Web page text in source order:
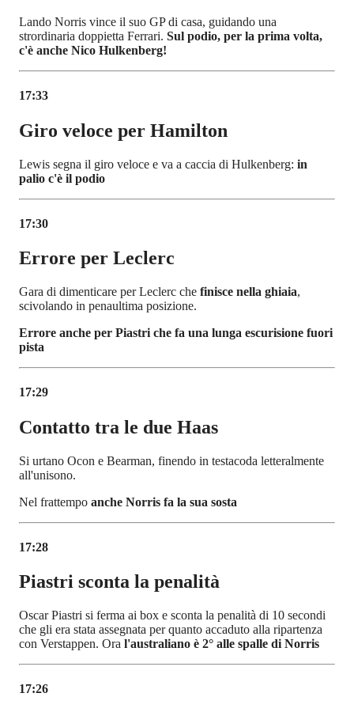
Lando Norris vince il suo GP di casa, guidando una
strordinaria doppietta Ferrari. Sul podio, per la prima volta,
c'è anche Nico Hulkenberg!
17:33
Giro veloce per Hamilton
Lewis segna il giro veloce e va a caccia di Hulkenberg: in
palio c'è il podio
17:30
Errore per Leclerc
Gara di dimenticare per Leclerc che finisce nella ghiaia,
scivolando in penaultima posizione.
Errore anche per Piastri che fa una lunga escurisione fuori
pista
17:29
Contatto tra le due Haas
Si urtano Ocon e Bearman, finendo in testacoda letteralmente
all'unisono.
Nel frattempo anche Norris fa la sua sosta
17:28
Piastri sconta la penalità
Oscar Piastri si ferma ai box e sconta la penalità di 10 secondi
che gli era stata assegnata per quanto accaduto alla ripartenza
con Verstappen. Ora l'australiano è 2° alle spalle di Norris
17:26